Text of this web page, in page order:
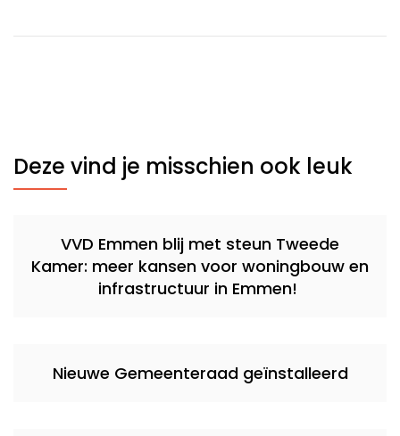
Deze vind je misschien ook leuk
VVD Emmen blij met steun Tweede
Kamer: meer kansen voor woningbouw en
infrastructuur in Emmen!
Nieuwe Gemeenteraad geïnstalleerd